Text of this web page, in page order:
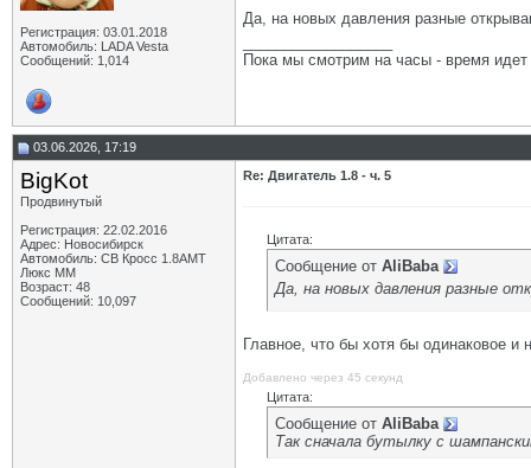
Регистрация: 03.01.2018
Автомобиль: LADA Vesta
Сообщений: 1,014
Да, на новых давления разные
Пока мы смотрим на часы - время идет
03.06.2026, 17:19
BigKot
Продвинутый
Регистрация: 22.02.2016
Адрес: Новосибирск
Автомобиль: СВ Кросс 1.8АМТ
Люкс ММ
Возраст: 48
Сообщений: 10,097
Re: Двигатель 1.8 - ч. 5
Цитата:
Сообщение от AliBaba
Да, на новых давления разные
Главное, что бы хотя бы одинаковое и
Добавлено через 45 секунд
Цитата:
Сообщение от AliBaba
Так сначала бутылку с